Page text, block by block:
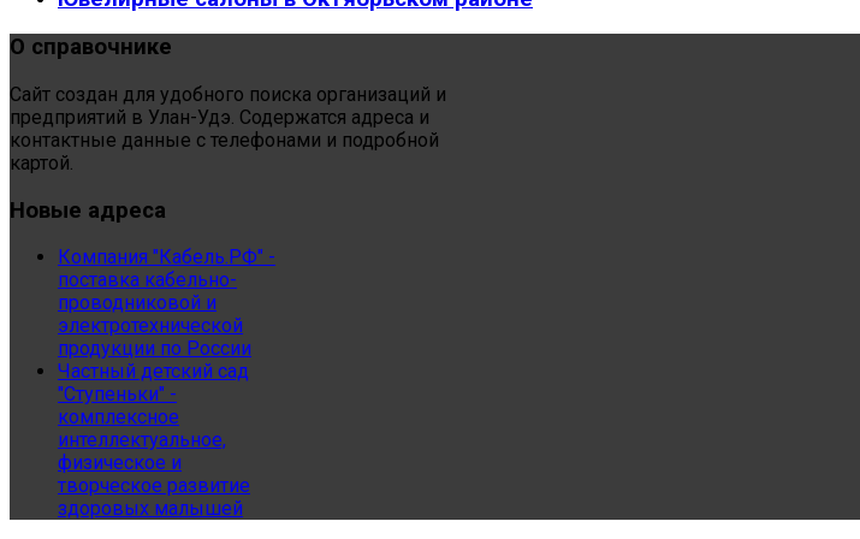
О справочнике
Сайт создан для удобного поиска организаций и
предприятий в Улан-Удэ. Содержатся адреса и
контактные данные с телефонами и подробной
картой.
Новые адреса
Компания "Кабель.РФ" -
поставка кабельно-
проводниковой и
электротехнической
продукции по России
Частный детский сад
"Ступеньки" -
комплексное
интеллектуальное,
физическое и
творческое развитие
здоровых малышей